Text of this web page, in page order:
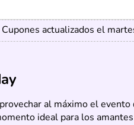
Cupones actualizados el
al máximo el
ideal para los